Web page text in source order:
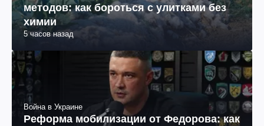
методов: как бороться с улитками без
химии
5 часов назад
Война в Украине
Реформа мобилизации от Федорова: как